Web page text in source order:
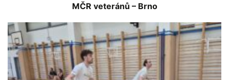
MČR veteránů – Brno